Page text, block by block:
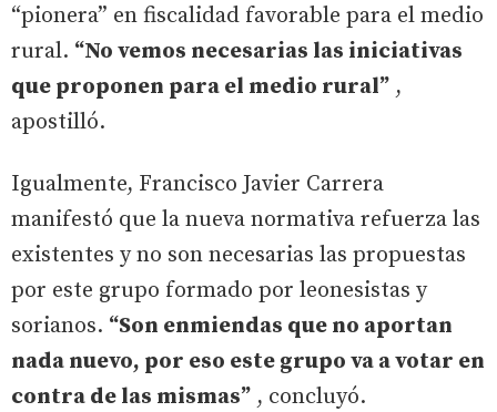
“pionera” en fiscalidad favorable para el medio
rural. “No vemos necesarias las iniciativas
que proponen para el medio rural” ,
apostilló.
Igualmente, Francisco Javier Carrera
manifestó que la nueva normativa refuerza las
existentes y no son necesarias las propuestas
por este grupo formado por leonesistas y
sorianos. “Son enmiendas que no aportan
nada nuevo, por eso este grupo va a votar en
contra de las mismas” , concluyó.